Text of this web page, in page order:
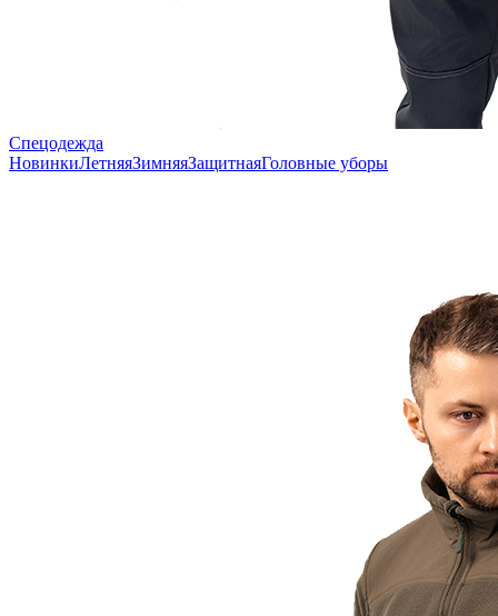
Спецодежда
НовинкиЛетняяЗимняяЗащитнаяГоловные уборы